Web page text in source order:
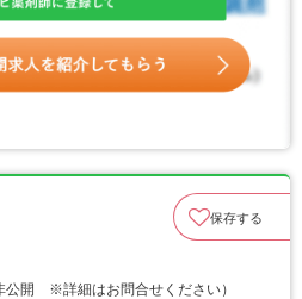
保存する
公開 ※詳細はお問合せください）